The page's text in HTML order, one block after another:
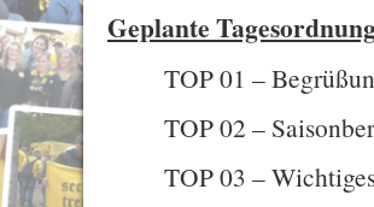
Geplante
TOP 01 –
TOP 02 –
TOP 03 –